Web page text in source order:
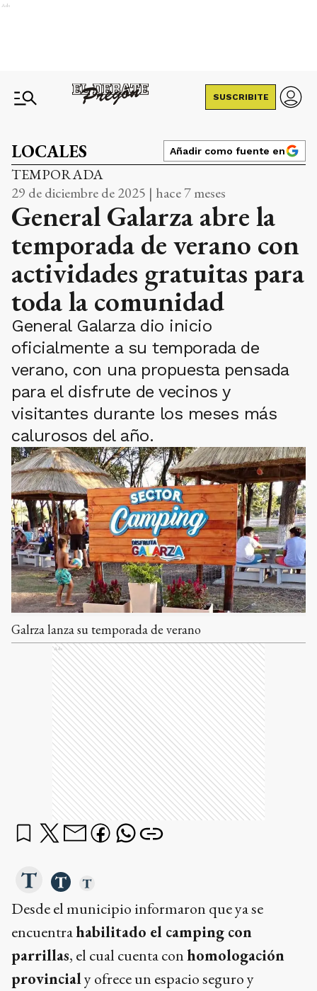
Ads
SUSCRIBITE
LOCALES Añadir como fuente en
TEMPORADA
29 de diciembre de 2025 | hace 7 meses
General Galarza abre la
temporada de verano con
actividades gratuitas para
toda la comunidad
General Galarza dio inicio
oficialmente a su temporada de
verano, con una propuesta pensada
para el disfrute de vecinos y
visitantes durante los meses más
calurosos del año.
Galrza lanza su temporada de verano
Ads
Desde el municipio informaron que ya se
encuentrahabilitado el camping con
parrillas, el cual cuenta conhomologación
provincialy ofrece un espacio seguro y